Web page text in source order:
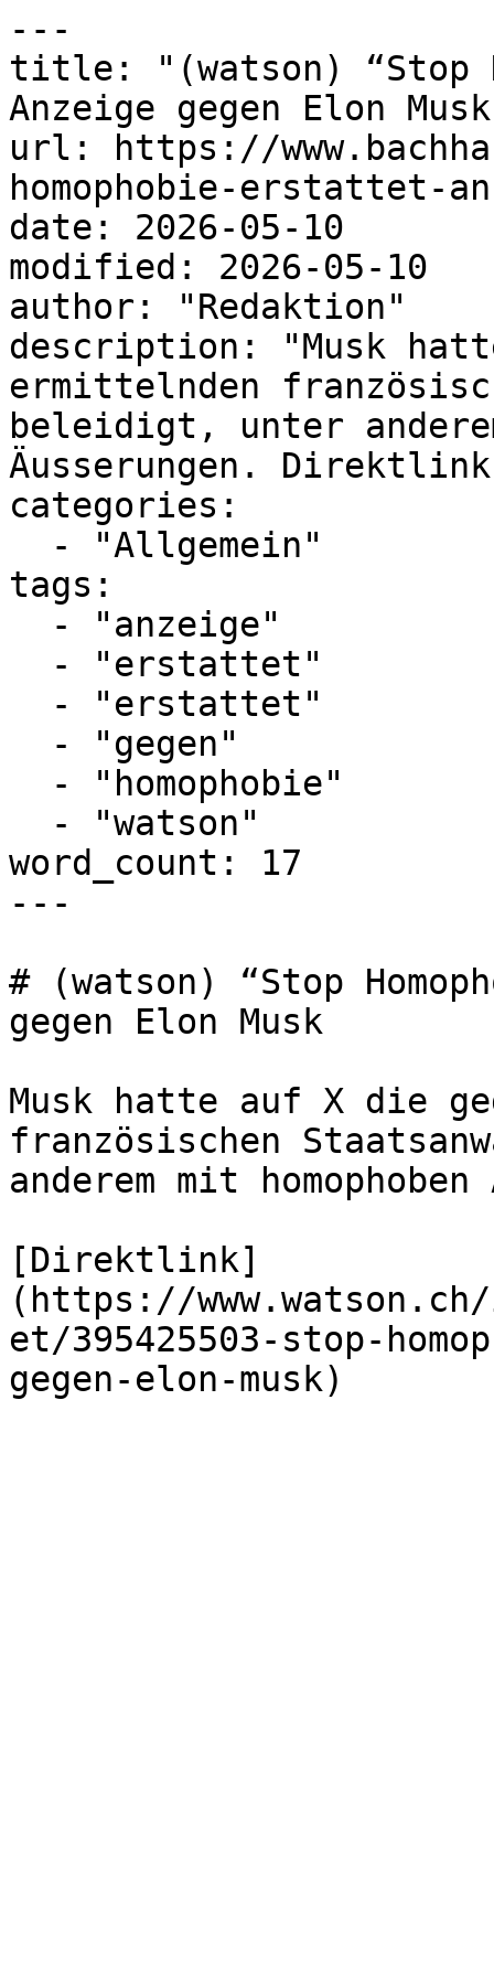
---
title: "(watson) “Stop
Anzeige gegen Elon
url: https://
homophobie-erstattet-
date: 2026-05-10
modified: 2026-05-10
author: "Redaktion"
description: "Musk
ermittelnden
beleidigt, unter
Äusserungen.
categories:
tags:
word_count: 17
---
# (watson) “Stop
gegen Elon Musk
Musk hatte auf X die
französischen
anderem mit
[Direktlink]
(https://
et/395425503-stop-
gegen-elon-musk)